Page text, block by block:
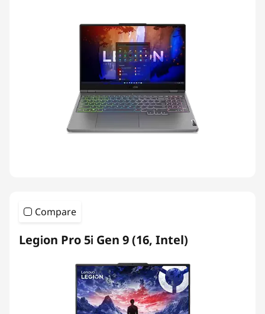
Compare
Legion Pro 5i Gen 9 (16, Intel)